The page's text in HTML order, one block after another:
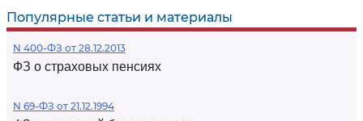
Популярные статьи и материалы
N 400-ФЗ от 28.12.2013
ФЗ о страховых пенсиях
N 69-ФЗ от 21.12.1994